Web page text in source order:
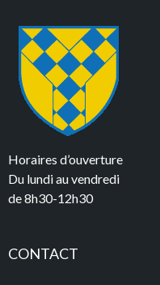
Horaires d’ouverture
Du lundi au vendredi
de 8h30-12h30
CONTACT